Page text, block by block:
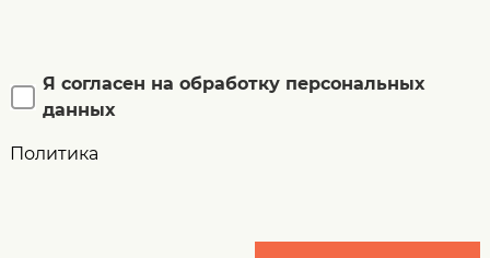
Я согласен на обработку персональных
данных
Политика